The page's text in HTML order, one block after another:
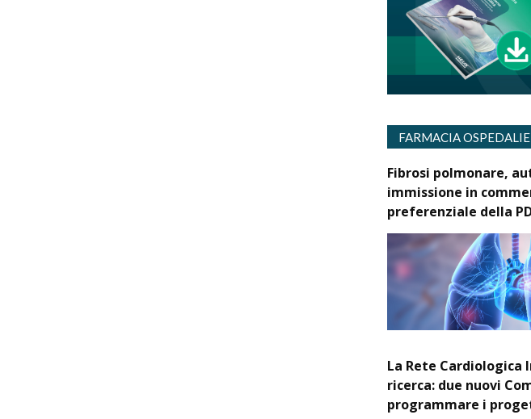
FARMACIA
Fibrosi polmonare,
immissione in
preferenziale della
La Rete Cardiologica
ricerca: due nuovi
programmare i